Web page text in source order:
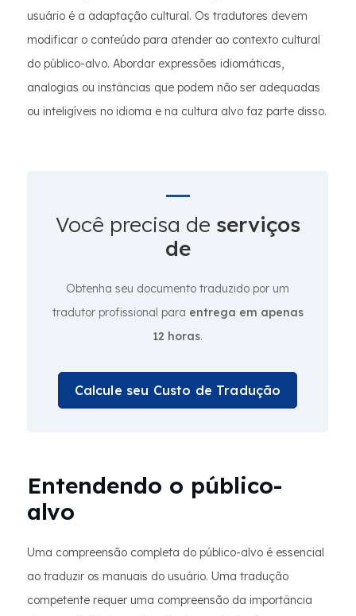
usuário é a adaptação cultural. Os tradutores devem
modificar o conteúdo para atender ao contexto cultural
do público-alvo. Abordar expressões idiomáticas,
analogias ou instâncias que podem não ser adequadas
ou inteligíveis no idioma e na cultura alvo faz parte disso.
Você precisa de serviços
de
Obtenha seu documento traduzido por um
tradutor profissional para entrega em apenas
12 horas.
Calcule seu Custo de Tradução
Entendendo o público-
alvo
Uma compreensão completa do público-alvo é essencial
ao traduzir os manuais do usuário. Uma tradução
competente requer uma compreensão da importância